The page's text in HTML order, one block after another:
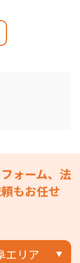
ォーム、法
もお任せ
エリア